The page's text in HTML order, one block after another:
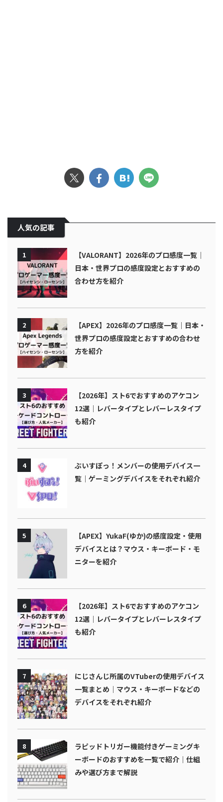
人気の記事
1
【VALORANT】2026年のプロ感度一覧｜
日本・世界プロの感度設定とおすすめの
合わせ方を紹介
2
【APEX】2026年のプロ感度一覧｜日本・
世界プロの感度設定とおすすめの合わせ
方を紹介
3
【2026年】スト6でおすすめのアケコン
12選｜レバータイプとレバーレスタイプ
も紹介
4
ぶいすぽっ！メンバーの使用デバイス一
覧｜ゲーミングデバイスをそれぞれ紹介
5
【APEX】YukaF(ゆか)の感度設定・使用
デバイスとは？マウス・キーボード・モ
ニターを紹介
6
【2026年】スト6でおすすめのアケコン
12選｜レバータイプとレバーレスタイプ
も紹介
7
にじさんじ所属のVTuberの使用デバイス
一覧まとめ｜マウス・キーボードなどの
デバイスをそれぞれ紹介
8
ラピッドトリガー機能付きゲーミングキ
ーボードのおすすめを一覧で紹介｜仕組
みや選び方まで解説